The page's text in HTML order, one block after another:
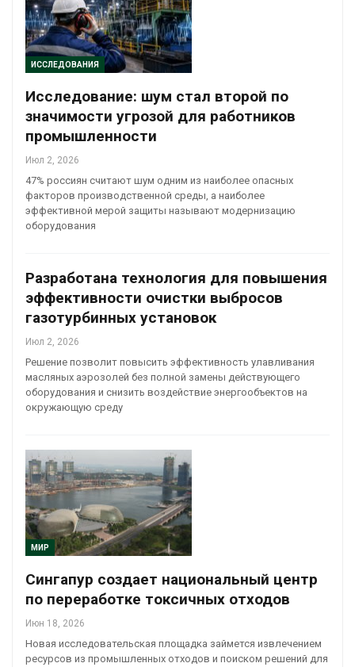
ИССЛЕДОВАНИЯ
Исследование: шум стал второй по
значимости угрозой для работников
промышленности
Июл 2, 2026
47% россиян считают шум одним из наиболее опасных
факторов производственной среды, а наиболее
эффективной мерой защиты называют модернизацию
оборудования
Разработана технология для повышения
эффективности очистки выбросов
газотурбинных установок
Июл 2, 2026
Решение позволит повысить эффективность улавливания
масляных аэрозолей без полной замены действующего
оборудования и снизить воздействие энергообъектов на
окружающую среду
МИР
Сингапур создает национальный центр
по переработке токсичных отходов
Июн 18, 2026
Новая исследовательская площадка займется извлечением
ресурсов из промышленных отходов и поиском решений для